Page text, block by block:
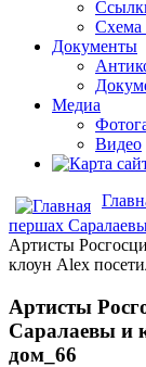
Схема
Документы
Медиа
Видео
першах
Артисты
клоун Alex
Артисты
Саралаевы и
дом_66